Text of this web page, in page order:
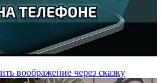
воображение через сказку